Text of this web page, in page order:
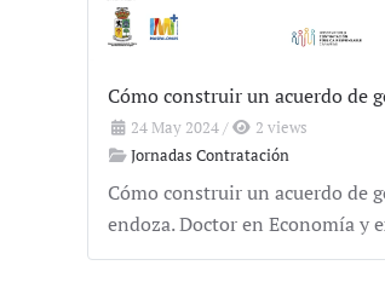
Cómo construir un acuerdo de
24 May 2024/
2 views
Jornadas Contratación
Cómo construir un acuerdo de
endoza. Doctor en Economía y